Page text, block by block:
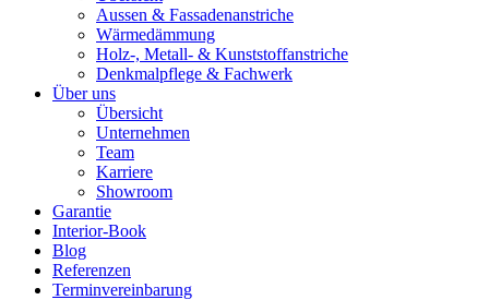
Aussen & Fassadenanstriche
Wärmedämmung
Holz-, Metall- & Kunststoffanstriche
Denkmalpflege & Fachwerk
Über uns
Übersicht
Unternehmen
Team
Karriere
Showroom
Garantie
Interior-Book
Blog
Referenzen
Terminvereinbarung